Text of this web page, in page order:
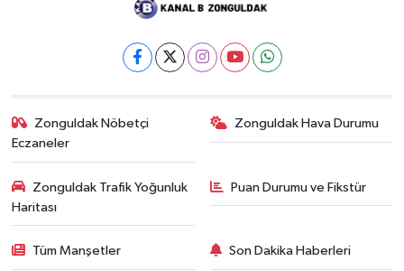
Zonguldak Nöbetçi
Eczaneler
Zonguldak Hava Durumu
Zonguldak Trafik Yoğunluk
Haritası
Puan Durumu ve Fikstür
Tüm Manşetler Son Dakika Haberleri